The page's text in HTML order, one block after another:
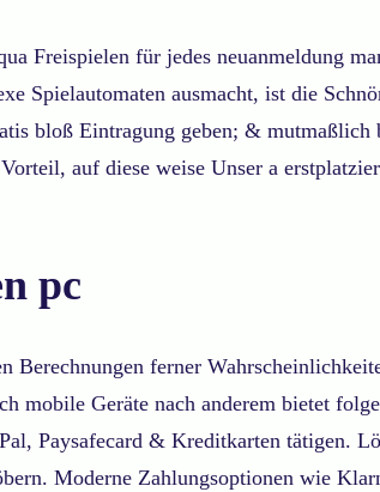
Freispielen für jedes neuanmeldung
Spielautomaten ausmacht, ist die
bloß Eintragung geben; &
auf diese weise Unser a
pc
ferner
mobile Geräte nach anderem bietet
Paysafecard & Kreditkarten tätigen.
Moderne Zahlungsoptionen wie